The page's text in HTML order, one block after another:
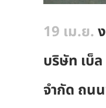
19 เม.ย.
บริษัท เบ็
จำกัด ถน